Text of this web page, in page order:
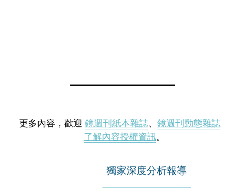
更多內容，歡迎 鏡週刊紙本雜誌、 鏡週刊動態雜誌
了解內容授權資訊。
獨家深度分析報導